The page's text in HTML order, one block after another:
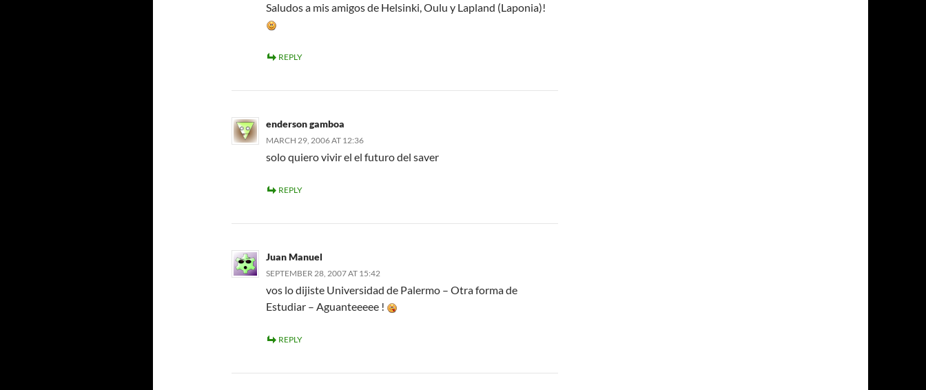
Saludos a mis amigos de Helsinki, Oulu y Lapland (Laponia)!
REPLY
enderson gamboa
MARCH 29, 2006 AT 12:36
solo quiero vivir el el futuro del saver
REPLY
Juan Manuel
SEPTEMBER 28, 2007 AT 15:42
vos lo dijiste Universidad de Palermo – Otra forma de
Estudiar – Aguanteeeee !
REPLY